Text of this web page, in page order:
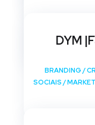
DYM
BRANDING /
SOCIAIS /